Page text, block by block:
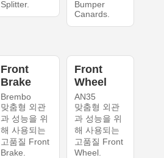
Splitter.
Bumper
Canards.
Front
Brake
Brembo
맞춤형 외관
과 성능을 위
해 사용되는
고품질 Front
Brake.
Front
Wheel
AN35
맞춤형 외관
과 성능을 위
해 사용되는
고품질 Front
Wheel.